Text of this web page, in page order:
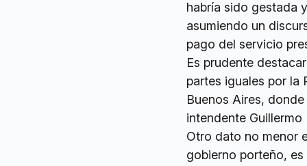
habría sido gestada
asumiendo un
pago del servicio
Es prudente
partes iguales por la
Buenos Aires,
intendente
Otro dato no menor
gobierno porteño, es